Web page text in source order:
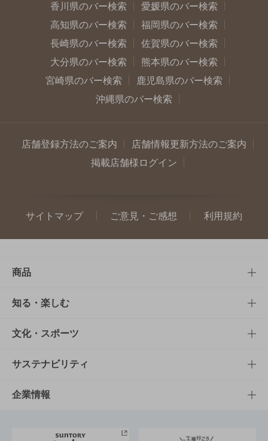
香川県のバー検索
愛媛県のバー検索
高知県のバー検索
福岡県のバー検索
長崎県のバー検索
佐賀県のバー検索
大分県のバー検索
熊本県のバー検索
宮崎県のバー検索
鹿児島県のバー検索
沖縄県のバー検索
店舗登録方法のご案内
店舗情報更新方法のご案内
掲載店舗様ログイン
サイトマップ ご意見・ご感想 利用規約
商品
商品TOP
商品一覧
商品発売情報
栄養成分一覧
知る・楽しむ
知る・楽しむTOP
キャンペーン
工場見学
文化・スポーツ
文化・スポーツTOP
サントリーホール
サステナビリティ
サステナビリティTOP
企業情報